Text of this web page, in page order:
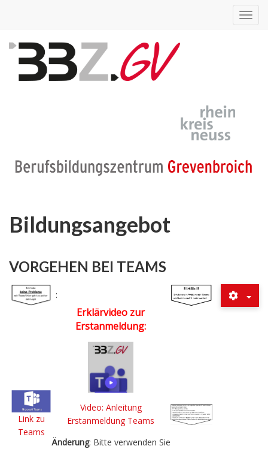
Bildungsangebot
VORGEHEN BEI TEAMS
:
Link zu
Teams
Erklärvideo zur
Erstanmeldung:
Video: Anleitung
Erstanmeldung Teams
Änderung: Bitte verwenden Sie